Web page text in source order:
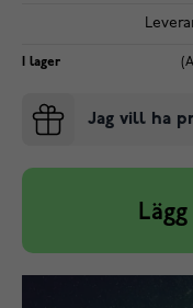
I lager
Jag vill ha